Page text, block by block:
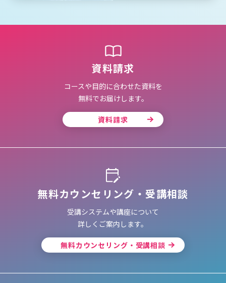
資料請求
コースや目的に合わせた資料を
無料でお届けします。
資料請求
無料カウンセリング・受講相談
受講システムや講座について
詳しくご案内します。
無料カウンセリング・受講相談